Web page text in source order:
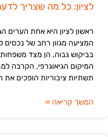
לציון: כל מה שצריך
ראשון לציון היא אחת הערים
המציעה מגוון רחב של נכסים
בביקוש גבוה, הן מצד
המיקום הגיאוגרפי, הקרבה
תשתיות ציבוריות הופכים את
המשך קריאה »